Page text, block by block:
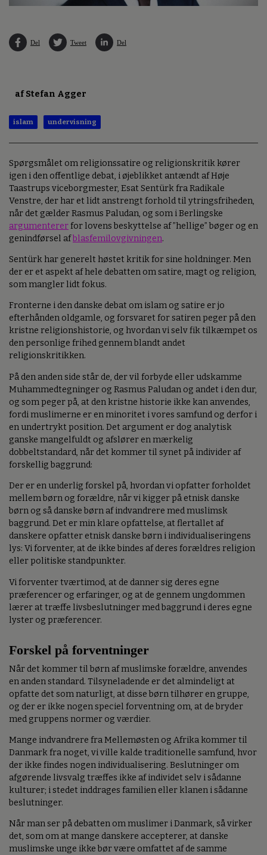
Del Tweet Del
af Stefan Agger
islam undervisning
Spørgsmålet om religionssatire og religionskritik kører
igen i den offentlige debat, i øjeblikket antændt af Høje
Taastrups viceborgmester, Esat Sentürk fra Radikale
Venstre, der har et lidt anstrengt forhold til ytringsfriheden,
når det gælder Rasmus Paludan, og som i Berlingske
argumentererfor lovens beskyttelse af ”hellige” bøger og en
genindførsel afblasfemilovgivningen.
Sentürk har generelt høstet kritik for sine holdninger. Men
der er et aspekt af hele debatten om satire, magt og religion,
som mangler lidt fokus.
Fronterne i den danske debat om islam og satire er jo
efterhånden oldgamle, og forsvaret for satiren peger på den
kristne religionshistorie, og hvordan vi selv fik tilkæmpet os
den personlige frihed gennem blandt andet
religionskritikken.
På den anden side står de, der vil forbyde eller udskamme
Muhammedtegninger og Rasmus Paludan og andet i den dur,
og som peger på, at den kristne historie ikke kan anvendes,
fordi muslimerne er en minoritet i vores samfund og derfor i
en undertrykt position. Det argument er dog analytisk
ganske mangelfuldt og afslører en mærkelig
dobbeltstandard, når det kommer til synet på individer af
forskellig baggrund:
Der er en underlig forskel på, hvordan vi opfatter forholdet
mellem børn og forældre, når vi kigger på etnisk danske
børn og så danske børn af indvandrere med muslimsk
baggrund. Det er min klare opfattelse, at flertallet af
danskere opfatter etnisk danske børn i individualiseringens
lys: Vi forventer, at de ikke bindes af deres forældres religion
eller politiske standpunkter.
Vi forventer tværtimod, at de danner sig deres egne
præferencer og erfaringer, og at de gennem ungdommen
lærer at træffe livsbeslutninger med baggrund i deres egne
lyster og præferencer.
Forskel på forventninger
Når det kommer til børn af muslimske forældre, anvendes
en anden standard. Tilsyneladende er det almindeligt at
opfatte det som naturligt, at disse børn tilhører en gruppe,
og der er ikke nogen speciel forventning om, at de bryder
med gruppens normer og værdier.
Mange indvandrere fra Mellemøsten og Afrika kommer til
Danmark fra noget, vi ville kalde traditionelle samfund, hvor
der ikke findes nogen individualisering. Beslutninger om
afgørende livsvalg træffes ikke af individet selv i sådanne
kulturer; i stedet inddrages familien eller klanen i sådanne
beslutninger.
Når man ser på debatten om muslimer i Danmark, så virker
det, som om at mange danskere accepterer, at danske
muslimske unge ikke bør være omfattet af de samme